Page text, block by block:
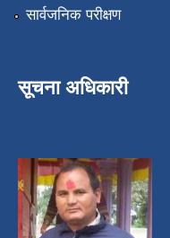
सार्वजनिक परीक्षण
सूचना अधिकारी